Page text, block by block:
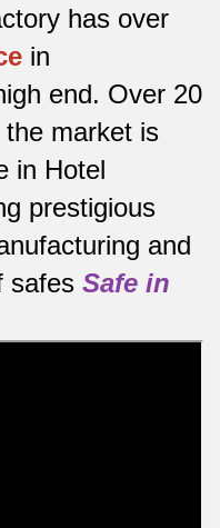
has over
in
end. Over 20
market is
in Hotel
prestigious
and
safes Safe in